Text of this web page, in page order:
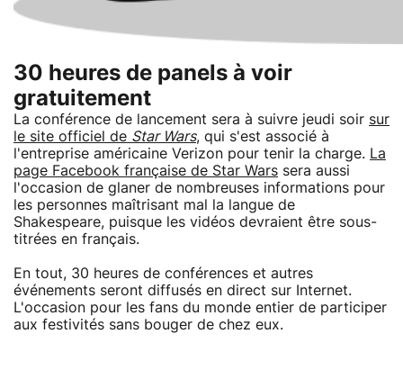
30 heures de panels à voir
gratuitement
La conférence de lancement sera à suivre jeudi soir sur
le site officiel de Star Wars, qui s'est associé à
l'entreprise américaine Verizon pour tenir la charge. La
page Facebook française de Star Wars sera aussi
l'occasion de glaner de nombreuses informations pour
les personnes maîtrisant mal la langue de
Shakespeare, puisque les vidéos devraient être sous-
titrées en français.
En tout, 30 heures de conférences et autres
événements seront diffusés en direct sur Internet.
L'occasion pour les fans du monde entier de participer
aux festivités sans bouger de chez eux.